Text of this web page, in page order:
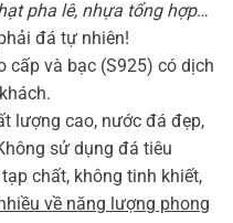
pha lê, nhựa tổng hợp…
đá tự nhiên!
cấp và bạc (S925) có dịch
lượng cao, nước đá đẹp,
sử dụng đá tiêu
chất, không tinh khiết,
về năng lượng phong